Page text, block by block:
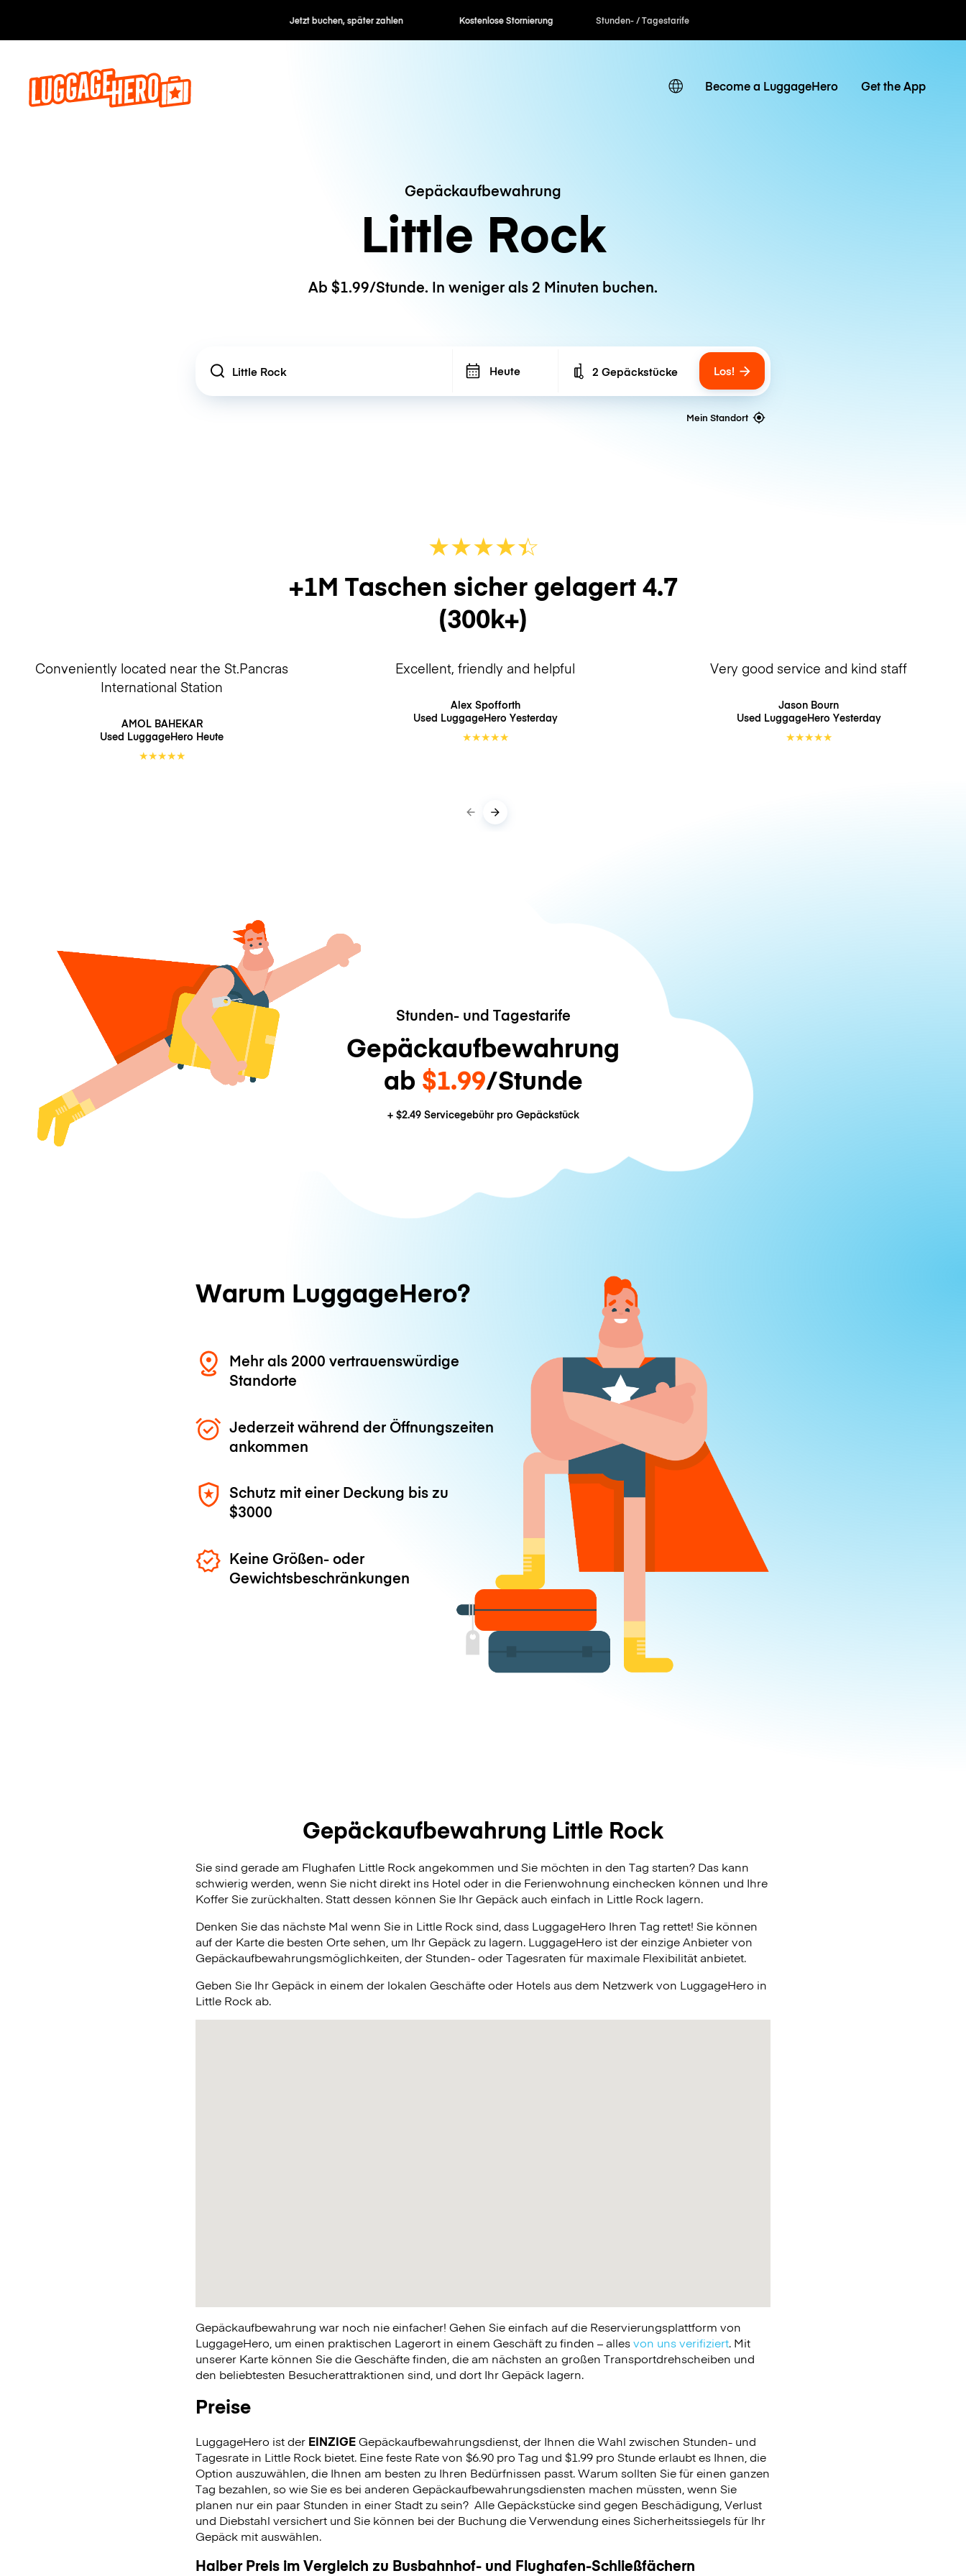
Jetzt buchen, später zahlen Kostenlose Stornierung Stunden- / Tagestarife
Become a LuggageHero Get the App
Gepäckaufbewahrung
Little Rock
Ab $1.99/Stunde. In weniger als 2 Minuten buchen.
Location Heute Number of bags
2 Gepäckstücke Los!
Mein Standort
★★★★☆
★
+1M Taschen sicher gelagert4.7
(300k+)
Conveniently located near the St.Pancras
International Station
AMOL BAHEKAR
Used LuggageHero Heute
★★★★★
Excellent, friendly and helpful
Alex Spofforth
Used LuggageHero Yesterday
★★★★★
Very good service and kind staff
Jason Bourn
Used LuggageHero Yesterday
★★★★★
Stunden- und Tagestarife
Gepäckaufbewahrung
ab $1.99/Stunde
+ $2.49Servicegebühr pro Gepäckstück
Warum LuggageHero?
Mehr als 2000 vertrauenswürdige
Standorte
Jederzeit während der Öffnungszeiten
ankommen
Schutz mit einer Deckung bis zu
$3000
Keine Größen- oder
Gewichtsbeschränkungen
Gepäckaufbewahrung Little Rock
Sie sind gerade am Flughafen Little Rock angekommen und Sie möchten in den Tag starten? Das kann
schwierig werden, wenn Sie nicht direkt ins Hotel oder in die Ferienwohnung einchecken können und Ihre
Koffer Sie zurückhalten. Statt dessen können Sie Ihr Gepäck auch einfach in Little Rock lagern.
Denken Sie das nächste Mal wenn Sie in Little Rock sind, dass LuggageHero Ihren Tag rettet! Sie können
auf der Karte die besten Orte sehen, um Ihr Gepäck zu lagern. LuggageHero ist der einzige Anbieter von
Gepäckaufbewahrungsmöglichkeiten, der Stunden- oder Tagesraten für maximale Flexibilität anbietet.
Geben Sie Ihr Gepäck in einem der lokalen Geschäfte oder Hotels aus dem Netzwerk von LuggageHero in
Little Rock ab.
Gepäckaufbewahrung war noch nie einfacher! Gehen Sie einfach auf die Reservierungsplattform von
LuggageHero, um einen praktischen Lagerort in einem Geschäft zu finden – allesvon uns verifiziert. Mit
unserer Karte können Sie die Geschäfte finden, die am nächsten an großen Transportdrehscheiben und
den beliebtesten Besucherattraktionen sind, und dort Ihr Gepäck lagern.
Preise
LuggageHero ist der EINZIGEGepäckaufbewahrungsdienst, der Ihnen die Wahl zwischen Stunden- und
Tagesrate in Little Rock bietet. Eine feste Rate von $6.90 pro Tag und $1.99 pro Stunde erlaubt es Ihnen, die
Option auszuwählen, die Ihnen am besten zu Ihren Bedürfnissen passt. Warum sollten Sie für einen ganzen
Tag bezahlen, so wie Sie es bei anderen Gepäckaufbewahrungsdiensten machen müssten, wenn Sie
planen nur ein paar Stunden in einer Stadt zu sein? Alle Gepäckstücke sind gegen Beschädigung, Verlust
und Diebstahl versichert und Sie können bei der Buchung die Verwendung eines Sicherheitssiegels für Ihr
Gepäck mit auswählen.
Halber Preis im Vergleich zu Busbahnhof- und Flughafen-Schließfächern